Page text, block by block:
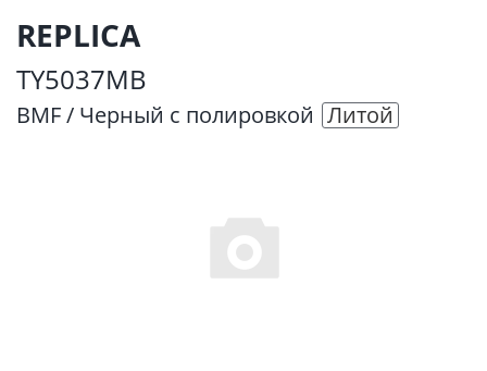
REPLICA
TY5037MB
BMF / Черный с полировкой Литой